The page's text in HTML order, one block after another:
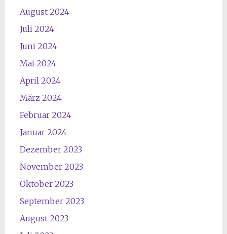
August 2024
Juli 2024
Juni 2024
Mai 2024
April 2024
März 2024
Februar 2024
Januar 2024
Dezember 2023
November 2023
Oktober 2023
September 2023
August 2023